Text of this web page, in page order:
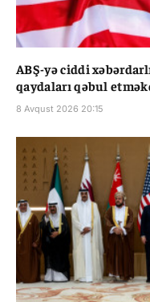
ABŞ-yə ciddi
qaydaları qəbul
8 Avqust 2026 20:15